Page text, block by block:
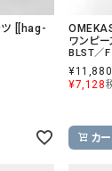
ツ [[hag-
ワンピ
BLST／F
¥11,880
¥7,128
カ